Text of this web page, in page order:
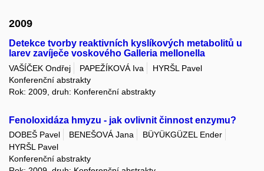
2009
Detekce tvorby reaktivních kyslíkových metabolitů u
larev zavíječe voskového Galleria mellonella
VAŠÍČEK Ondřej PAPEŽÍKOVÁ Iva
HYRŠL Pavel
Konferenční abstrakty
Rok: 2009, druh: Konferenční abstrakty
Fenoloxidáza hmyzu - jak ovlivnit činnost enzymu?
DOBEŠ Pavel BENEŠOVÁ Jana
BÜYÜKGÜZEL Ender
HYRŠL Pavel
Konferenční abstrakty